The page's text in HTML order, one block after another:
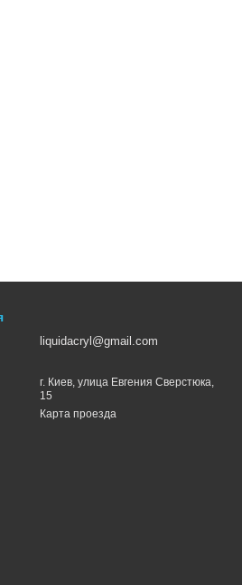
liquidacryl@gmail.com
г. Киев, улица Евгения Сверстюка,
15
Карта проезда